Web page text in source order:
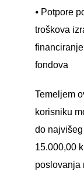
⦁ Potpore
troškova
fondova
Temeljem
korisniku
do
15.000,00
poslovanja